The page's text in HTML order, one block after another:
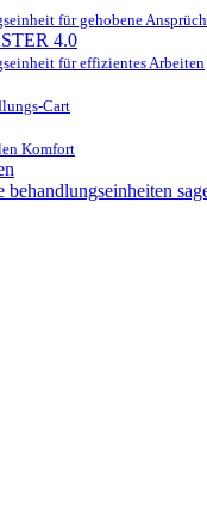
für gehobene
4.0
für effizientes Arbeiten
Cart
Komfort
behandlungseinheiten